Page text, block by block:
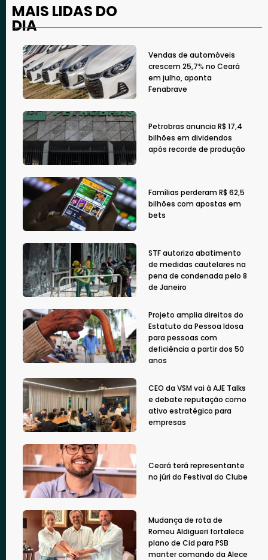
MAIS LIDAS DO
DIA
Vendas de automóveis
crescem 25,7% no Ceará
em julho, aponta
Fenabrave
Petrobras anuncia R$ 17,4
bilhões em dividendos
após recorde de produção
Famílias perderam R$ 62,5
bilhões com apostas em
bets
STF autoriza abatimento
de medidas cautelares na
pena de condenada pelo 8
de Janeiro
Projeto amplia direitos do
Estatuto da Pessoa Idosa
para pessoas com
deficiência a partir dos 50
anos
CEO da VSM vai à AJE Talks
e debate reputação como
ativo estratégico para
empresas
Ceará terá representante
no júri do Festival do Clube
Mudança de rota de
Romeu Aldigueri fortalece
plano de Cid para PSB
manter comando da Alece